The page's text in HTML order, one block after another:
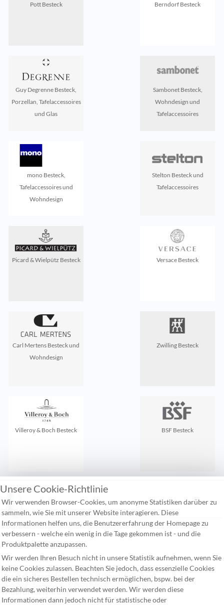
Pott Besteck Berndorf Besteck
Guy Degrenne Besteck,
Porzellan, Tafelaccessoires
und Glas
Sambonet Besteck,
Wohndesign und
Tafelaccessoires
mono Besteck,
Tafelaccessoires und
Wohndesign
Stelton Besteck und
Tafelaccessoires
Picard & Wielpütz Besteck Versace Besteck
Carl Mertens Besteck und
Wohndesign
Zwilling Besteck
Villeroy & Boch Besteck BSF Besteck
Zuletzt gesehen:
Kontakt
Häufige Fragen
Versandkosten
Unsere allgemeinen Geschäftsbedingungen
Widerufsbelehrung
Unsere Cookie-Richtlinie
Wir verwenden Browser-Cookies, um anonyme Statistiken darüber zu
sammeln, wie Sie mit unserer Website interagieren. Diese
Informationen helfen uns, die Benutzererfahrung der Homepage zu
verbessern - welche ein wenig in die Tage gekommen ist - und die
Produktpalette anzupassen.
Wir werden Ihren Besuch nicht in unsere Statistik aufnehmen, wenn Sie
keine Cookies zulassen. Beachten Sie jedoch, dass essenzielle Cookies
die ein sicheres Bestellen technisch ermöglichen, bspw. bei der
Bezahlung, weiterhin verwendet werden. Wir werden diese
Informationen dann jedoch nicht für statistische oder